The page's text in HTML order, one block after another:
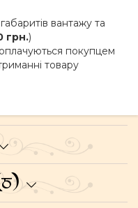
вантажу та
грн.)
покупцем
товару